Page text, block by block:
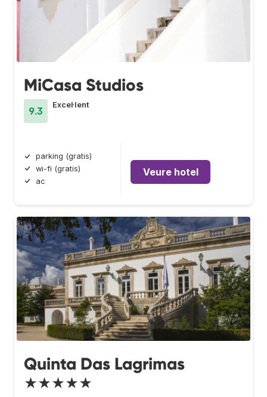
MiCasa Studios
9.3
Excel·lent
parking (gratis)
wi-fi (gratis)
ac
Veure hotel
Quinta Das Lagrimas
★★★★★